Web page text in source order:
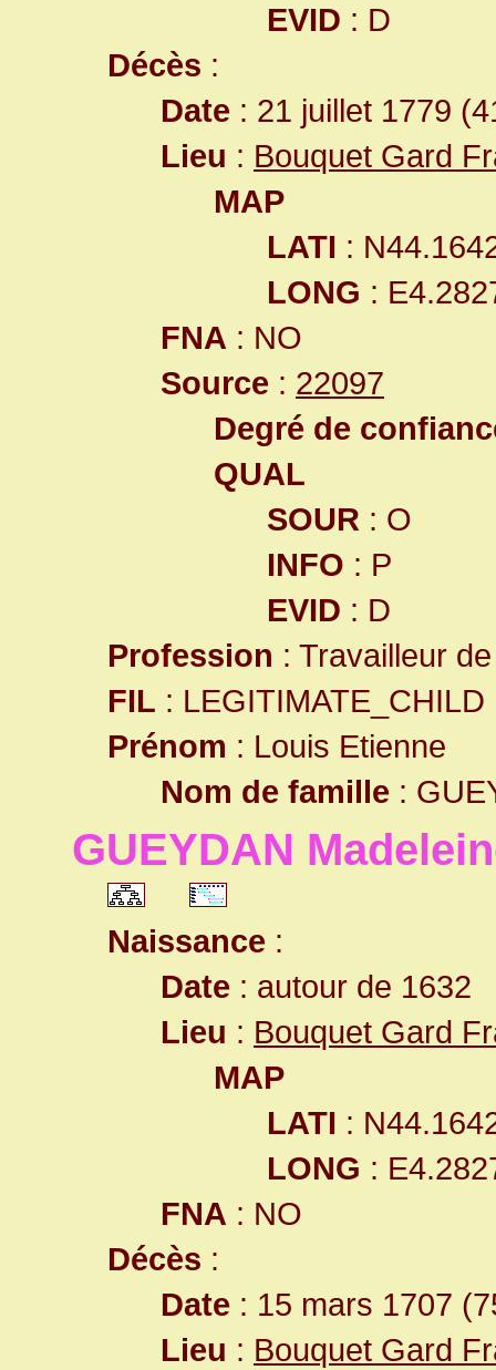
EVID : D
Décès :
Date : 21 juillet 1779
Lieu : Bouquet Gard
MAP
LATI :
LONG :
FNA : NO
Source : 22097
Degré de
QUAL
SOUR : O
INFO : P
EVID : D
Profession : Travailleur
FIL : LEGITIMATE_CHILD
Prénom : Louis Etienne
Nom de famille :
GUEYDAN
Naissance :
Date : autour de 1632
Lieu : Bouquet Gard
MAP
LATI :
LONG :
FNA : NO
Décès :
Date : 15 mars 1707
Lieu : Bouquet Gard